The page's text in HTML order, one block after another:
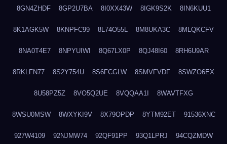
8GN4ZHDF 8GP2U7BA 8I0XX43W 8IGK9S2K 8IN6KUU1
8K1AGK5W 8KNPFC99 8L74O55L 8M8UKA3C 8MLQKCFV
8NA0T4E7 8NPYUIWI 8Q67LX0P 8QJ48I60 8RH6U9AR
8RKLFN77 8S2Y754U 8S6FCGLW 8SMVFVDF 8SWZO6EX
8U58PZ5Z 8VO5Q2UE 8VQQAA1I 8WAVTFXG
8WSU0MSW 8WXYKI9V 8X79OPDP 8YTM92ET 91536XNC
927W4109 92NJMW74 92QF91PP 93Q1LPRJ 94CQZMDW